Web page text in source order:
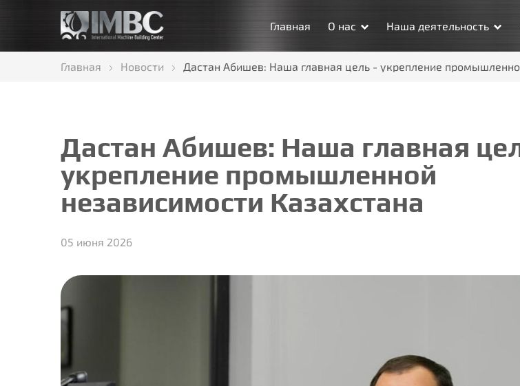
Главная О нас Наша деятельность
Главная Новости Дастан Абишев: Наша главная цель - укрепление
Дастан Абишев: Наша главная
укрепление промышленной
независимости Казахстана
05 июня 2026